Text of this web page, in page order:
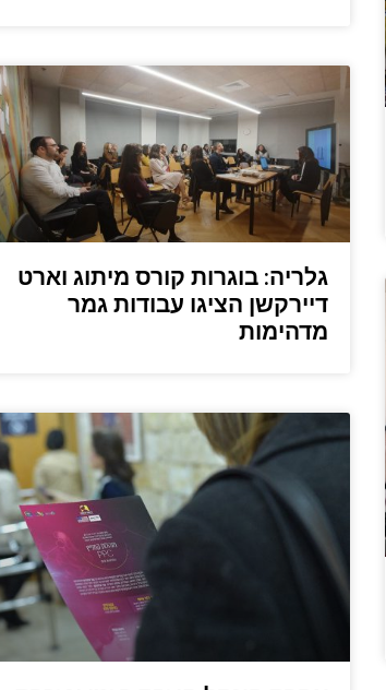
גלריה: בוגרות קורס מיתוג וארט
דיירקשן הציגו עבודות גמר
מדהימות